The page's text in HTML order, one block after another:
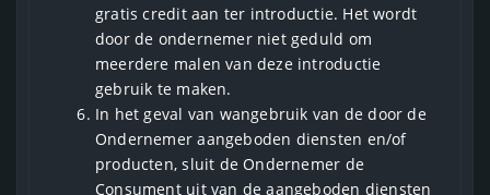
gratis credit aan ter introductie. Het wordt
door de ondernemer niet geduld om
meerdere malen van deze introductie
gebruik te maken.
In het geval van wangebruik van de door de
Ondernemer aangeboden diensten en/of
producten, sluit de Ondernemer de
Consument uit van de aangeboden diensten